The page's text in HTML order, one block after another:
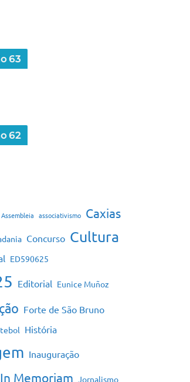
63
62
Assembleia associativismo Caxias
Concurso Cultura
ED590625
Editorial Eunice Muñoz
Forte de São Bruno
História
Inauguração
In Memoriam
Jornalismo